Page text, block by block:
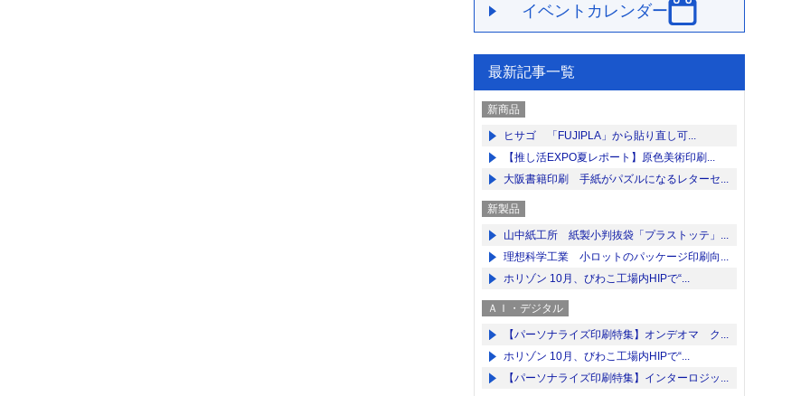
イベントカレンダー
最新記事一覧
新商品
ヒサゴ 「FUJIPLA」から貼り直し可...
【推し活EXPO夏レポート】原色美術印刷...
大阪書籍印刷 手紙がパズルになるレターセ...
新製品
山中紙工所 紙製小判抜袋「プラストッテ」...
理想科学工業 小ロットのパッケージ印刷向...
ホリゾン 10月、びわこ工場内HIPで“...
ＡＩ・デジタル
【パーソナライズ印刷特集】オンデオマ ク...
ホリゾン 10月、びわこ工場内HIPで“...
【パーソナライズ印刷特集】インターロジッ...